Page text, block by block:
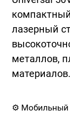
лазерный
металлов,
материалов.
⚙️ Мобильный